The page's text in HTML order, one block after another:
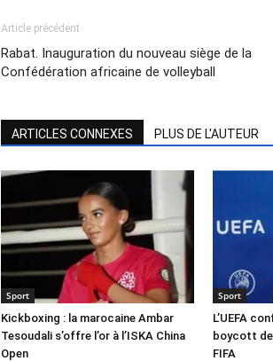
Article précédent
Rabat. Inauguration du nouveau siège de la
Confédération africaine de volleyball
ARTICLES CONNEXES PLUS DE L'AUTEUR
Sport
Kickboxing : la marocaine Ambar
Tesoudali s’offre l’or à l’ISKA China
Open
Sport
L’UEFA
boycott
FIFA